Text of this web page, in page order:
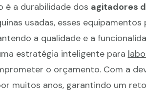
a durabilidade dos agitadores
usadas, esses
a qualidade e a
estratégia inteligente para
o orçamento. Com a
muitos anos, garantindo um